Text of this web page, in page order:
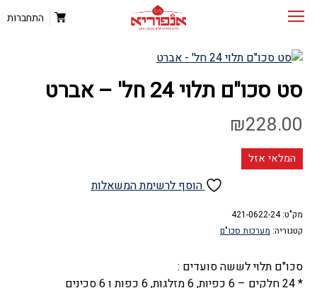
התחברות
סט סכו"ם תלוי 24 חל' – אברט
₪228.00
המלאי אזל
הוסף לרשימת המשאלות
מק"ט:421-0622-24
קטגוריה: מערכות סכו"ם
סכו"ם תלוי לששה סועדים :
* 24 חלקים – 6 כפיות, 6 מזלגות, 6 כפות ו 6 סכינים